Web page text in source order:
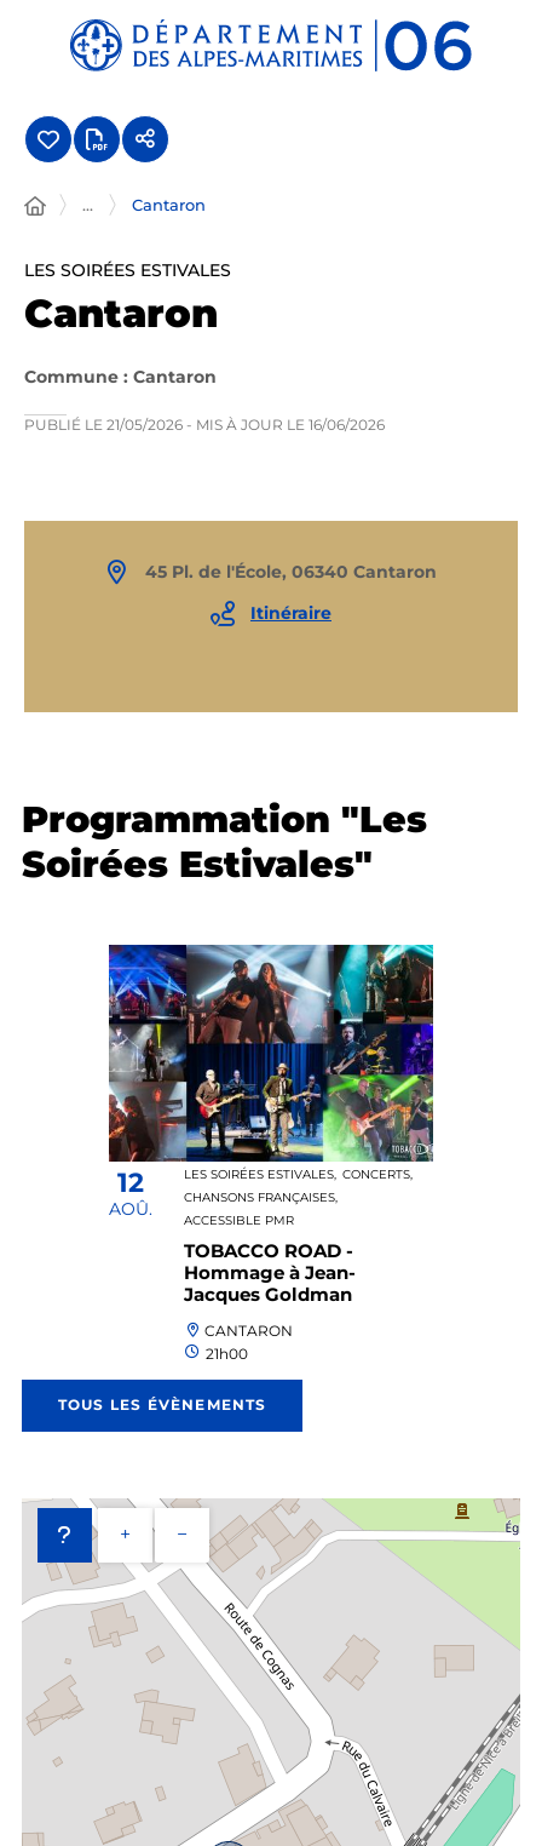
Panneau de gestion des cookies
... Cantaron
LES SOIRÉES ESTIVALES
Cantaron
Commune : Cantaron
PUBLIÉ LE 21/05/2026 - MIS À JOUR LE 16/06/2026
45 Pl. de l'École, 06340 Cantaron
Itinéraire
Programmation "Les
Soirées Estivales"
LES SOIRÉES ESTIVALES, CONCERTS,
CHANSONS FRANÇAISES,
ACCESSIBLE PMR
TOBACCO ROAD -
Hommage à Jean-
Jacques Goldman
CANTARON
21h00
12
AOÛ.
TOUS LES ÉVÈNEMENTS
+ −